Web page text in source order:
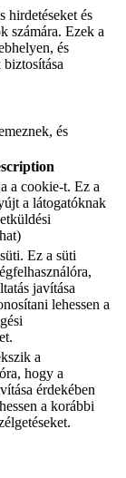
hirdetéseket és
számára. Ezek a
és
és
a cookie-t. Ez a
a látogatóknak
Ez a süti
javítása
lehessen a
a
hogy a
érdekében
a korábbi